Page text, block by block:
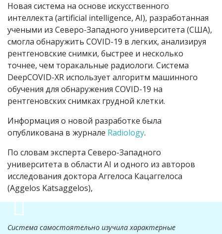
Новая система на основе искусственного
интеллекта (artificial intelligence, AI), разработанная
учеными из Северо-Западного университета (США),
смогла обнаружить COVID-19 в легких, анализируя
рентгеновские снимки, быстрее и несколько
точнее, чем торакальные радиологи. Система
DeepCOVID-XR использует алгоритм машинного
обучения для обнаружения COVID-19 на
рентгеновских снимках грудной клетки.
Информация о новой разработке была
опубликована в журнале Radiology.
По словам эксперта Северо-Западного
университета в области AI и одного из авторов
исследования доктора Аггелоса Кацаггелоса
(Aggelos Katsaggelos),
Система самостоятельно изучила характерные